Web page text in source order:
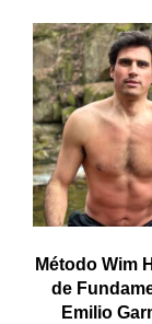
Método Wim
de
Emilio